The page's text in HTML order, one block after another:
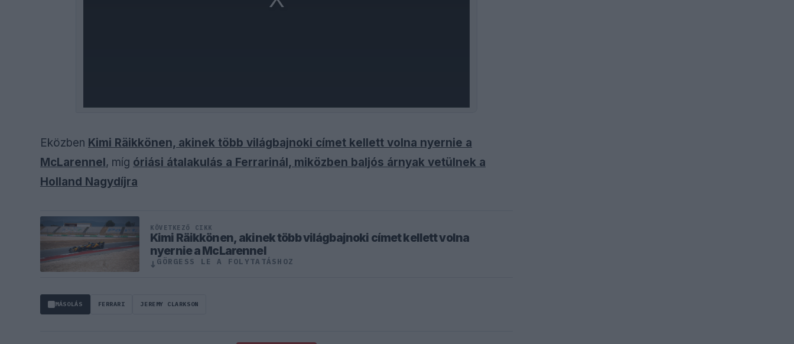
Eközben Kimi Räikkönen, akinek több világbajnoki címet kellett volna nyernie a
McLarennel, míg óriási átalakulás a Ferrarinál, miközben baljós árnyak vetülnek a
Holland Nagydíjra
KÖVETKEZŐ CIKK
Kimi Räikkönen, akinek több világbajnoki címet kellett volna
nyernie a McLarennel
↓ GÖRGESS LE A FOLYTATÁSHOZ
MÁSOLÁS FERRARI JEREMY CLARKSON